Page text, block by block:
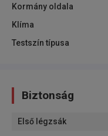
Kormány oldala
Klíma
Testszín típusa
Biztonság
Első légzsák